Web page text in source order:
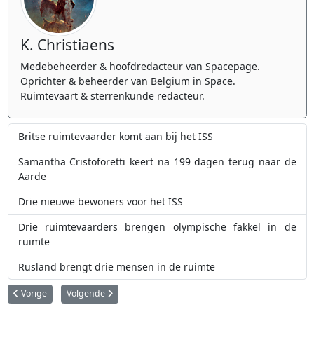
K. Christiaens
Medebeheerder & hoofdredacteur van Spacepage.
Oprichter & beheerder van Belgium in Space.
Ruimtevaart & sterrenkunde redacteur.
Britse ruimtevaarder komt aan bij het ISS
Samantha Cristoforetti keert na 199 dagen terug naar de
Aarde
Drie nieuwe bewoners voor het ISS
Drie ruimtevaarders brengen olympische fakkel in de
ruimte
Rusland brengt drie mensen in de ruimte
Vorig artikel: NASA gaat op 4 december Orion ruimtecapsule lanceren
Vorige Volgende artikel: Maak kennis met Rusland's nieuwste
Volgende